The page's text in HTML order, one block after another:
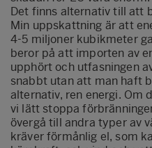
Det finns alternativ till att
Min uppskattning är att
4-5 miljoner kubikmeter
beror på att importen av
upphört och utfasningen
snabbt utan att man haft
alternativ, ren energi. Om
vi lätt stoppa
övergå till andra typer av
kräver förmånlig el, som